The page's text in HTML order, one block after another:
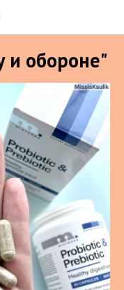
и обороне"